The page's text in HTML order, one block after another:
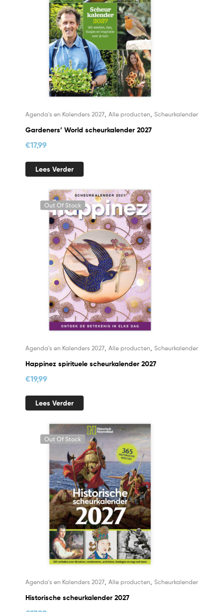
Agenda's en Kalenders 2027, Alle producten Scheurkalender
Gardeners’ World scheurkalender 2027
€17,99
Lees Verder
Out Of Stock
Agenda's en Kalenders 2027, Alle producten Scheurkalender
Happinez spirituele scheurkalender 2027
€19,99
Lees Verder
Out Of Stock
Agenda's en Kalenders 2027, Alle producten Scheurkalender
Historische scheurkalender 2027